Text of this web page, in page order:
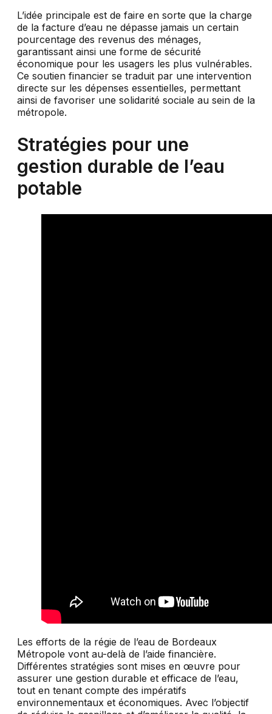
L’idée principale est de faire en sorte que la charge
de la facture d’eau ne dépasse jamais un certain
pourcentage des revenus des ménages,
garantissant ainsi une forme de sécurité
économique pour les usagers les plus vulnérables.
Ce soutien financier se traduit par une intervention
directe sur les dépenses essentielles, permettant
ainsi de favoriser une solidarité sociale au sein de la
métropole.
Stratégies pour une
gestion durable de l’eau
potable
Les efforts de la régie de l’eau de Bordeaux
Métropole vont au-delà de l’aide financière.
Différentes stratégies sont mises en œuvre pour
assurer une gestion durable et efficace de l’eau,
tout en tenant compte des impératifs
environnementaux et économiques. Avec l’objectif